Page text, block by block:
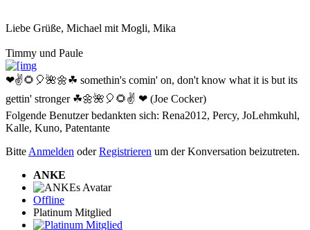
Liebe Grüße, Michael mit Mogli, Mika
Timmy und Paule
❤✌🌻🎈🌺🌼☘ somethin's comin' on, don't know what it is but its
gettin' stronger ☘🌼🌺🎈🌻✌ ❤ (Joe Cocker)
Folgende Benutzer bedankten sich: Rena2012, Percy, JoLehmkuhl,
Kalle, Kuno, Patentante
Bitte Anmelden oderRegistrieren um der Konversation beizutreten.
ANKE
Offline
Platinum Mitglied